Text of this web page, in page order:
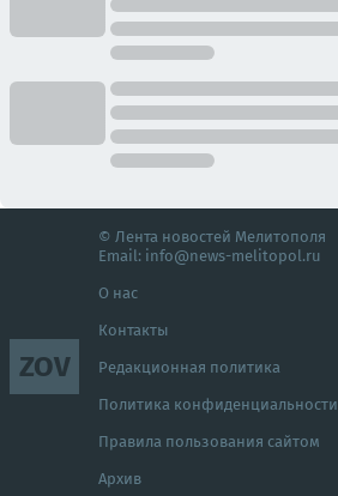
ZOV
© Лента новостей Мелитополя
Email: info@news-melitopol.ru
О нас
Контакты
Редакционная политика
Политика конфиденциальности
Правила пользования сайтом
Архив